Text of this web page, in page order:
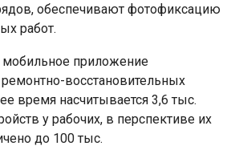
обеспечивают фотофиксацию
работ.
приложение
восстановительных
время насчитывается 3,6 тыс.
у рабочих, в перспективе их
до 100 тыс.